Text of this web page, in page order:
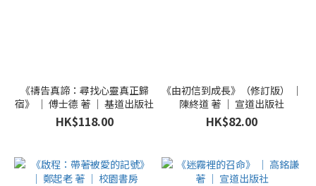
《禱告真諦：尋找心靈真正歸
宿》 ｜ 傅士德 著 ｜ 基道出版社
HK$118.00
《由初信到成長》（修訂版） ｜
陳終道 著 ｜ 宣道出版社
HK$82.00